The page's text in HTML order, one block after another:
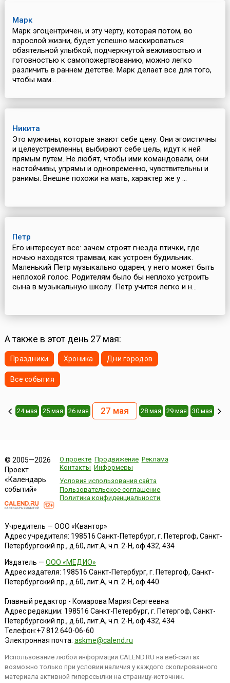
Марк
Марк эгоцентричен, и эту черту, которая потом, во
взрослой жизни, будет успешно маскироваться
обаятельной улыбкой, подчеркнутой вежливостью и
готовностью к самопожертвованию, можно легко
различить в раннем детстве. Марк делает все для того,
чтобы мам...
Никита
Это мужчины, которые знают себе цену. Они эгоистичны
и целеустремленны, выбирают себе цель, идут к ней
прямым путем. Не любят, чтобы ими командовали, они
настойчивы, упрямы и одновременно, чувствительны и
ранимы. Внешне похожи на мать, характер же у ...
Петр
Его интересует все: зачем строят гнезда птички, где
ночью находятся трамваи, как устроен будильник.
Маленький Петр музыкально одарен, у него может быть
неплохой голос. Родителям было бы неплохо устроить
сына в музыкальную школу. Петр учится легко и н...
А также в этот день 27 мая:
Праздники Хроника Дни городов
Все события
24 мая 25 мая 26 мая 27 мая 28 мая 29 мая 30 мая
© 2005—2026
Проект
«Календарь
событий»
О проекте Продвижение Реклама
Контакты Информеры
Условия использования сайта
Пользовательское соглашение
Политика конфиденциальности
Учредитель — ООО «Квантор»
Адрес учредителя: 198516 Санкт-Петербург, г. Петергоф, Санкт-
Петербургский пр., д.60, лит.А, ч.п. 2-Н, оф.432, 434
Издатель — ООО «МЕДИО»
Адрес издателя: 198516 Санкт-Петербург, г. Петергоф, Санкт-
Петербургский пр., д.60, лит.А, ч.п. 2-Н, оф.440
Главный редактор - Комарова Мария Сергеевна
Адрес редакции: 198516 Санкт-Петербург, г. Петергоф, Санкт-
Петербургский пр., д.60, лит.А, ч.п. 2-Н, оф.432, 434
Телефон:+7 812 640-06-60
Электронная почта: askme@calend.ru
Использование любой информации CALEND.RU на веб-сайтах
возможно только при условии наличия у каждого скопированного
материала активной гиперссылки на страницу-источник.